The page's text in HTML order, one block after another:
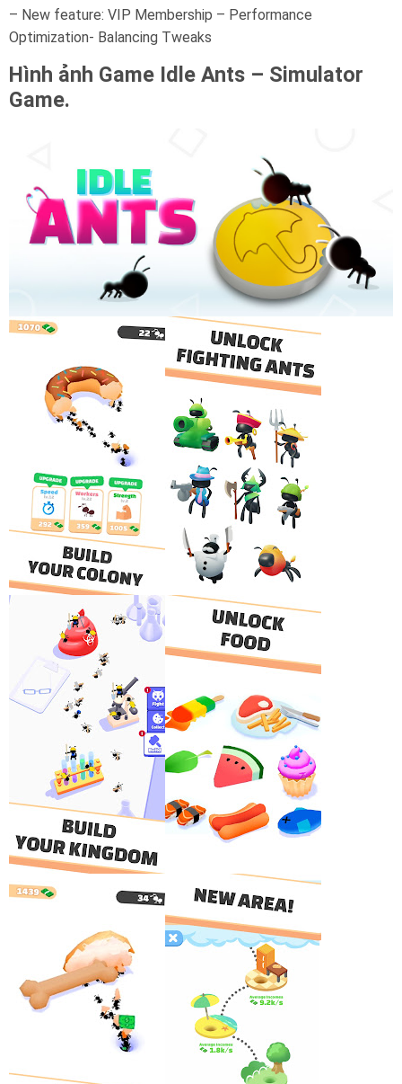
– New feature: VIP Membership – Performance
Optimization- Balancing Tweaks
Hình ảnh Game Idle Ants – Simulator
Game.